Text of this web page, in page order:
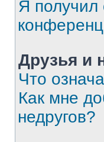
Я получил
Друзья и
Что
Как мне
недругов?